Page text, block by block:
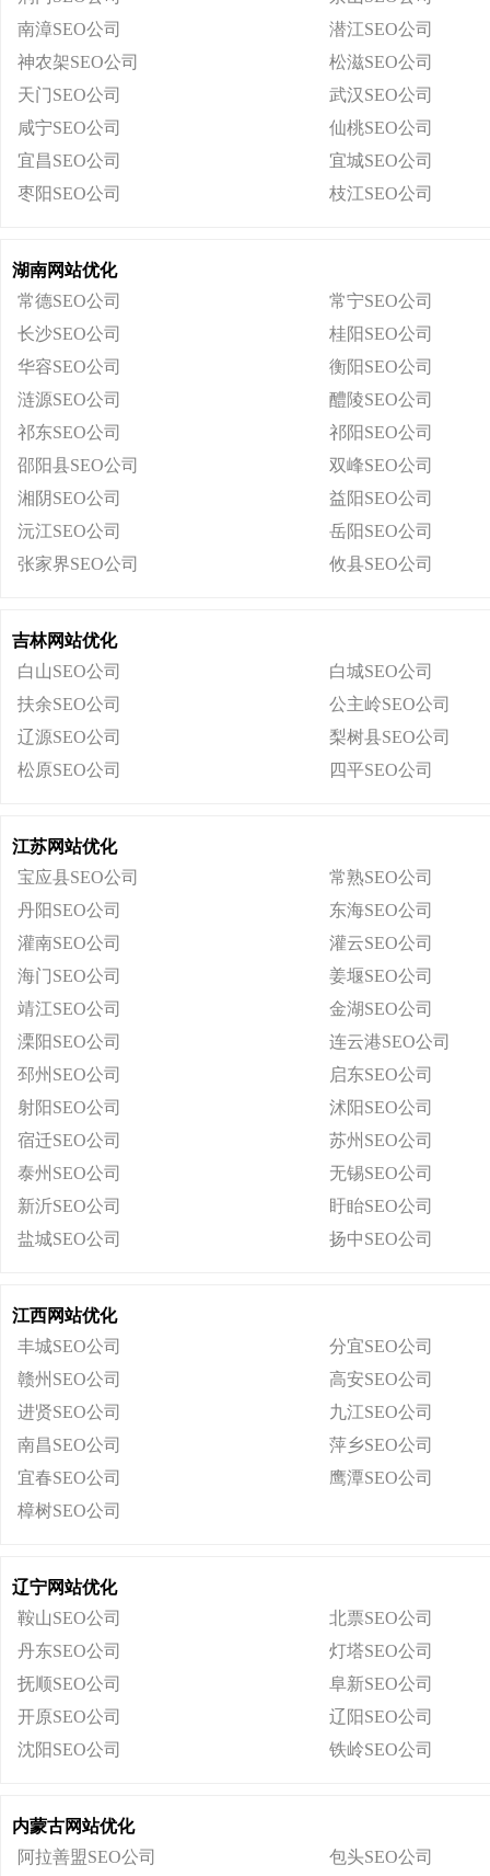
南漳SEO公司
潜江SEO公司
神农架SEO公司
松滋SEO公司
天门SEO公司
武汉SEO公司
咸宁SEO公司
仙桃SEO公司
宜昌SEO公司
宜城SEO公司
枣阳SEO公司
枝江SEO公司
湖南网站优化
常德SEO公司
常宁SEO公司
长沙SEO公司
桂阳SEO公司
华容SEO公司
衡阳SEO公司
涟源SEO公司
醴陵SEO公司
祁东SEO公司
祁阳SEO公司
邵阳县SEO公司
双峰SEO公司
湘阴SEO公司
益阳SEO公司
沅江SEO公司
岳阳SEO公司
张家界SEO公司
攸县SEO公司
吉林网站优化
白山SEO公司
白城SEO公司
扶余SEO公司
公主岭SEO公司
辽源SEO公司
梨树县SEO公司
松原SEO公司
四平SEO公司
江苏网站优化
宝应县SEO公司
常熟SEO公司
丹阳SEO公司
东海SEO公司
灌南SEO公司
灌云SEO公司
海门SEO公司
姜堰SEO公司
靖江SEO公司
金湖SEO公司
溧阳SEO公司
连云港SEO公司
邳州SEO公司
启东SEO公司
射阳SEO公司
沭阳SEO公司
宿迁SEO公司
苏州SEO公司
泰州SEO公司
无锡SEO公司
新沂SEO公司
盱眙SEO公司
盐城SEO公司
扬中SEO公司
江西网站优化
丰城SEO公司
分宜SEO公司
赣州SEO公司
高安SEO公司
进贤SEO公司
九江SEO公司
南昌SEO公司
萍乡SEO公司
宜春SEO公司
鹰潭SEO公司
樟树SEO公司
辽宁网站优化
鞍山SEO公司
北票SEO公司
丹东SEO公司
灯塔SEO公司
抚顺SEO公司
阜新SEO公司
开原SEO公司
辽阳SEO公司
沈阳SEO公司
铁岭SEO公司
内蒙古网站优化
阿拉善盟SEO公司
包头SEO公司